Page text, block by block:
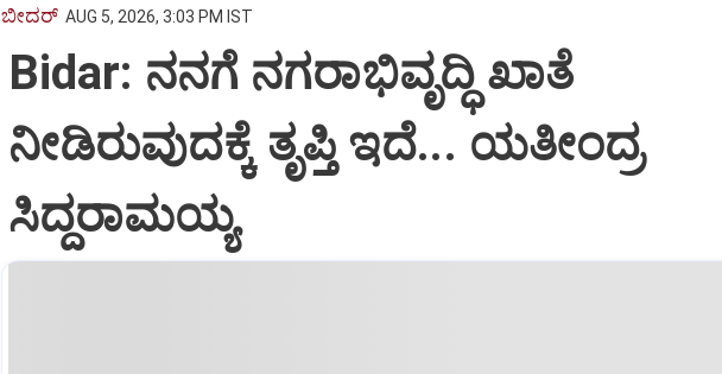
ಬೀದರ್ AUG 5, 2026, 3:03 PM IST
Bidar: ನನಗೆ ನಗರಾಭಿವೃದ್ಧಿ ಖಾತೆ
ನೀಡಿರುವುದಕ್ಕೆ ತೃಪ್ತಿ ಇದೆ... ಯತೀಂದ್ರ
ಸಿದ್ದರಾಮಯ್ಯ